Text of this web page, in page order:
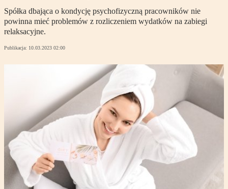
Spółka dbająca o kondycję psychofizyczną pracowników nie
powinna mieć problemów z rozliczeniem wydatków na zabiegi
relaksacyjne.
Publikacja: 10.03.2023 02:00